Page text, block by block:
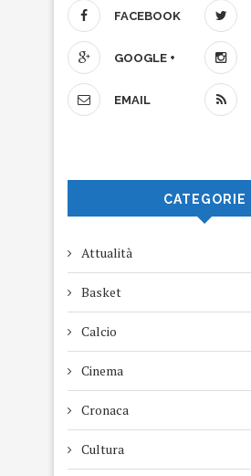
FACEBOOK
GOOGLE +
EMAIL
CATEGORIE
Attualità
Basket
Calcio
Cinema
Cronaca
Cultura